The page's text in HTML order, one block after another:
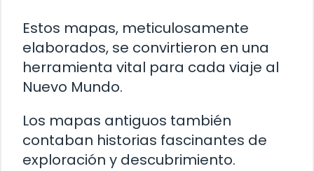
Estos mapas, meticulosamente
elaborados, se convirtieron en una
herramienta vital para cada viaje al
Nuevo Mundo.
Los mapas antiguos también
contaban historias fascinantes de
exploración y descubrimiento.